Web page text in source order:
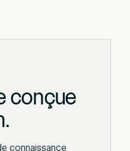
conçue
connaissance